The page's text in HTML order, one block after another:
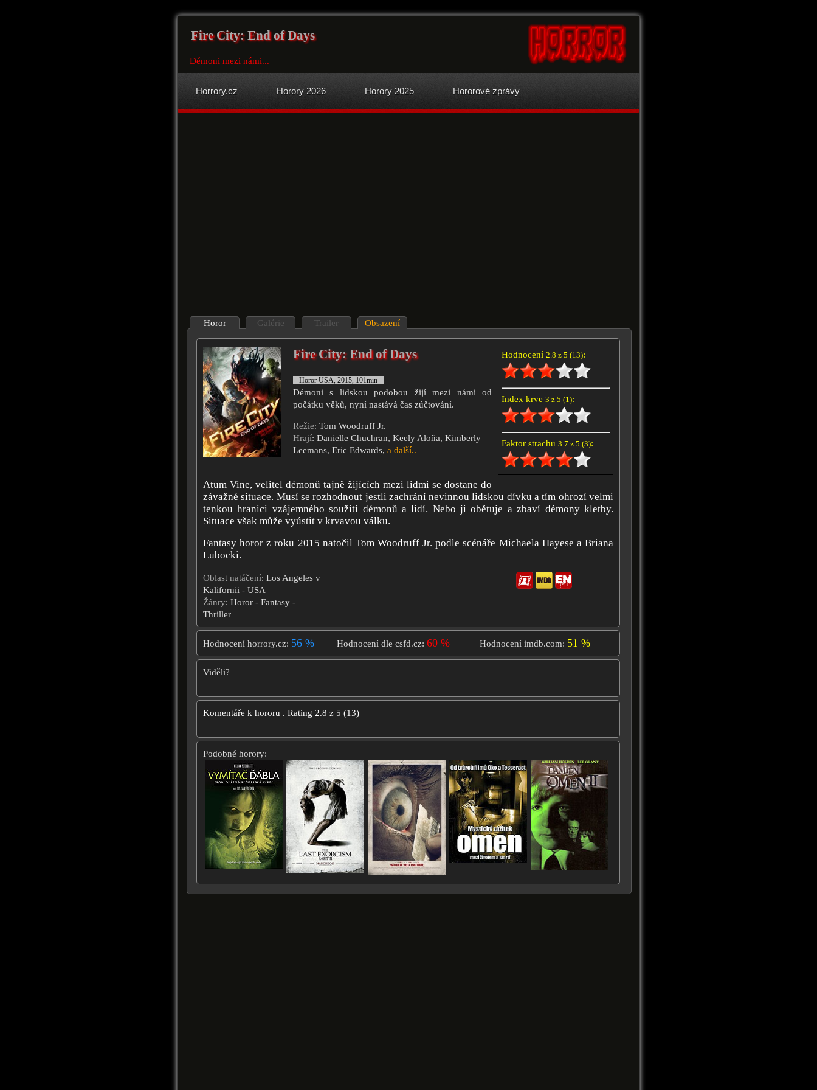
Fire City: End of Days
Démoni mezi námi...
Horrory.cz Horory 2026 Horory 2025 Hororové zprávy
Horor Galérie Trailer Obsazení
Hodnocení 2.8 z 5 (13):
Index krve 3 z 5 (1):
Faktor strachu 3.7 z 5 (3):
Fire City: End of Days
Horor USA, 2015, 101min
Démoni s lidskou podobou žijí mezi námi od
počátku věků, nyní nastává čas zúčtování.
Režie: Tom Woodruff Jr.
Hrají: Danielle Chuchran, Keely Aloña, Kimberly
Leemans, Eric Edwards, a další..
Atum Vine, velitel démonů tajně žijících mezi lidmi se dostane do
závažné situace. Musí se rozhodnout jestli zachrání nevinnou lidskou dívku a tím ohrozí velmi
tenkou hranici vzájemného soužití démonů a lidí. Nebo ji obětuje a zbaví démony kletby.
Situace však může vyústit v krvavou válku.
Fantasy horor z roku 2015 natočil Tom Woodruff Jr. podle scénáře Michaela Hayese a Briana
Lubocki.
Oblast natáčení: Los Angeles v
Kalifornii - USA
Žánry: Horor - Fantasy -
Thriller
Hodnocení horrory.cz: 56 % Hodnocení dle csfd.cz: 60 % Hodnocení imdb.com: 51 %
Viděli?
Komentáře k hororu . Rating 2.8 z 5 (13)
Podobné horory: